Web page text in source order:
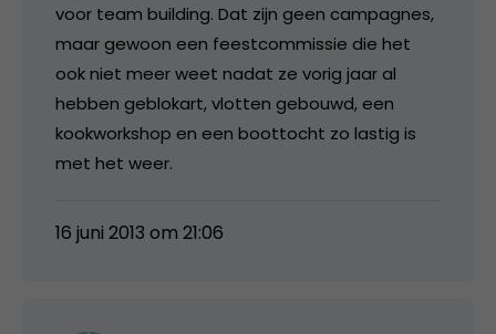
voor team building. Dat zijn geen campagnes,
maar gewoon een feestcommissie die het
ook niet meer weet nadat ze vorig jaar al
hebben geblokart, vlotten gebouwd, een
kookworkshop en een boottocht zo lastig is
met het weer.
16 juni 2013 om 21:06